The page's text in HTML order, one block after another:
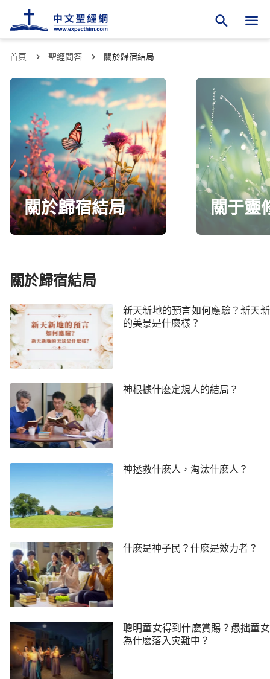
首頁 聖經問答 關於歸宿結局
關於歸宿結局 關于靈
關於歸宿結局
新天新地的預言如何應驗？新天
的美景是什麼樣？
神根據什麽定規人的結局？
神拯救什麽人，淘汰什麽人？
什麽是神子民？什麽是效力者？
聰明童女得到什麽賞賜？愚拙童
為什麽落入灾難中？